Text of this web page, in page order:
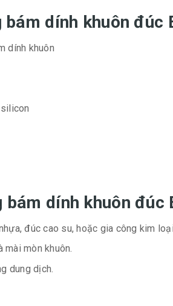
dính khuôn đúc
dính khuôn
dính khuôn đúc
đúc cao su, hoặc gia công kim
mài mòn khuôn.
dung dịch.